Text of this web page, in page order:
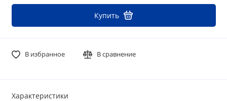
Купить
В избранное В сравнение
Характеристики